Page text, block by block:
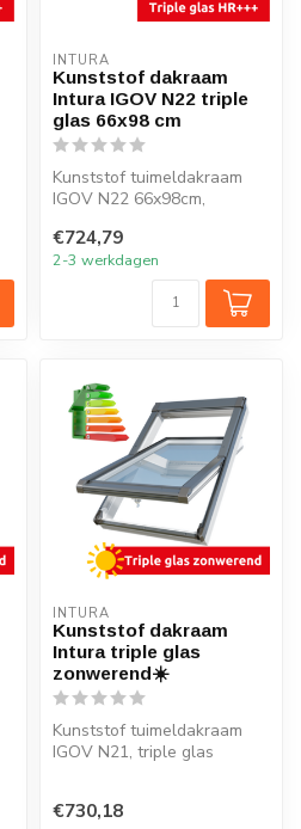
INTURA
Kunststof dakraam
Intura IGOV N22 triple
glas 66x98 cm
Kunststof tuimeldakraam
IGOV N22 66x98cm,
0,86 W/m...
€724,79
2-3 werkdagen
INTURA
Kunststof dakraam
Intura triple glas
zonwerend☀️
Kunststof tuimeldakraam
IGOV N21, triple glas
€730,18